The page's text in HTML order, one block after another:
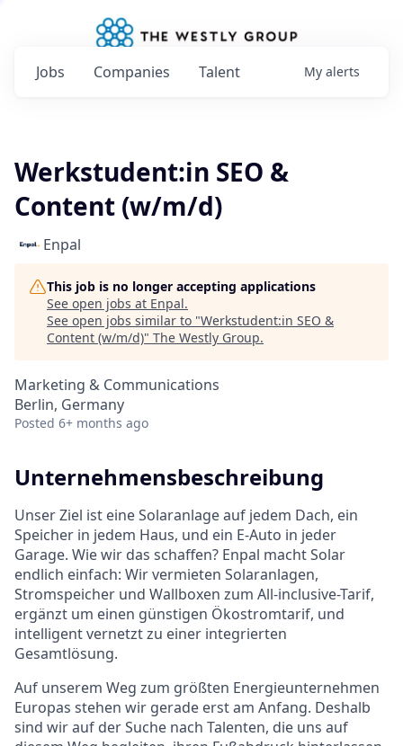
Jobs Companies Talent My alerts
Werkstudent:in SEO &
Content (w/m/d)
Enpal
This job is no longer accepting applications
See open jobs at Enpal.
See open jobs similar to "Werkstudent:in SEO &
Content (w/m/d)" The Westly Group.
Marketing & Communications
Berlin, Germany
Posted 6+ months ago
Unternehmensbeschreibung
Unser Ziel ist eine Solaranlage auf jedem Dach, ein
Speicher in jedem Haus, und ein E-Auto in jeder
Garage. Wie wir das schaffen? Enpal macht Solar
endlich einfach: Wir vermieten Solaranlagen,
Stromspeicher und Wallboxen zum All-inclusive-Tarif,
ergänzt um einen günstigen Ökostromtarif, und
intelligent vernetzt zu einer integrierten
Gesamtlösung.
Auf unserem Weg zum größten Energieunternehmen
Europas stehen wir gerade erst am Anfang. Deshalb
sind wir auf der Suche nach Talenten, die uns auf